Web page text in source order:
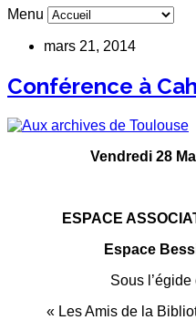
Menu
mars 21, 2014
Conférence à
Vendredi 28
ESPACE
Espace
Sous
« Les Amis de la